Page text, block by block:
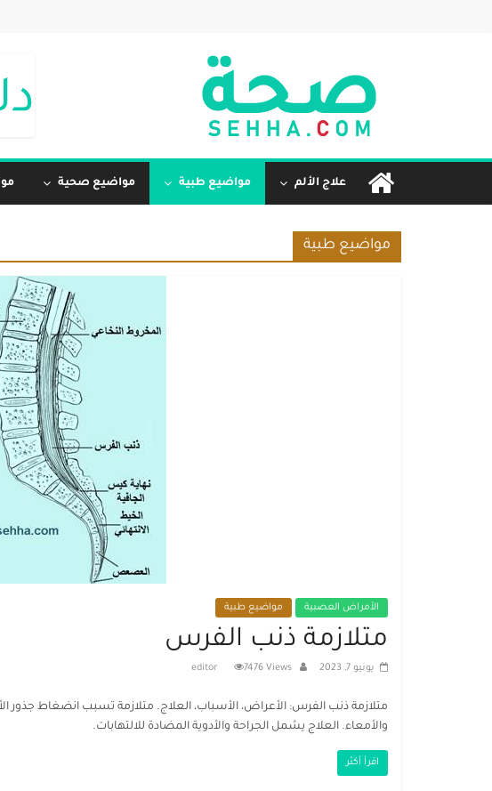
علاج الألم مواضيع طبية مواضيع صحية
مواضيع طبية
الأمراض العصبية مواضيع طبية
متلازمة ذنب الفرس
يونيو 7, 2023 editor 7476 Views
متلازمة ذنب الفرس: الأعراض، الأسباب، العلاج. متلازمة تسبب انضغاط جذور
والأمعاء. العلاج يشمل الجراحة والأدوية المضادة للالتهابات.
اقرأ أكثر